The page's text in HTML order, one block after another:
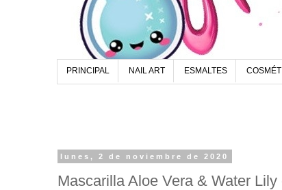
PRINCIPAL NAIL ART ESMALTES
lunes, 2 de noviembre de 2020
Mascarilla Aloe Vera & Water